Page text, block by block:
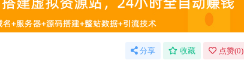
分享 收藏 点赞(0)